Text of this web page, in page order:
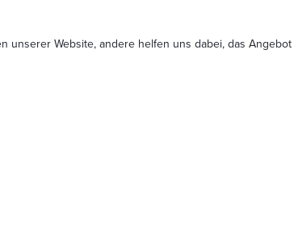
unserer Website, andere helfen uns dabei, das